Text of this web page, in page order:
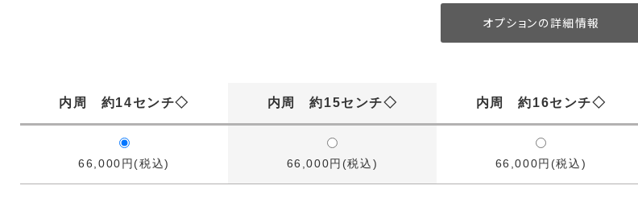
オプションの詳細情報
内周 約14センチ◇ 内周 約15センチ◇ 内周 約16センチ◇
66,000円(税込) 66,000円(税込) 66,000円(税込)